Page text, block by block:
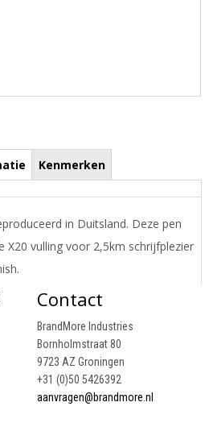
Kenmerken
in Duitsland. Deze pen
X20 vulling voor 2,5km schrijfplezier
informatie
Contact
BrandMore Industries
Bornholmstraat 80
9723 AZ Groningen
+31 (0)50 5426392
aanvragen@brandmore.nl